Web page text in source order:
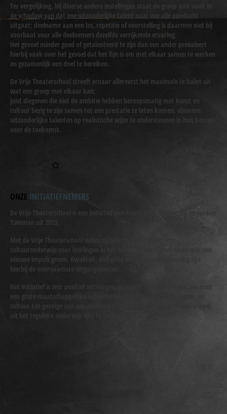
Ter vergelijking, bij diverse andere instellingen staat de groep juist vaak in
de schaduw van dat ene uitzonderlijke talent naar wie alle aandacht
uitgaat; deelname aan een les, repetitie of voorstelling is daarmee niet bij
voorbaat voor alle deelnemers dezelfde verrijkende ervaring.
Het gevoel minder goed of getalenteerd te zijn dan een ander prevaleert
hierbij vaak over het gevoel dat het fijn is om met elkaar samen te werken
en gezamenlijk een doel te bereiken.
De Vrije Theaterschool streeft ernaar allereerst het maximale te halen uit
wat een groep met elkaar kan;
juist diegenen die niet de ambitie hebben beroepsmatig met kunst en
cultuur bezig te zijn samen tot een prestatie te laten komen, alvorens
uitzonderlijke talenten op realistische wijze te ondersteunen in hun keuzes
voor de toekomst.
ONZE INITIATIEFNEMERS
De Vrije Theaterschool is een initiatief van Frank Oele, Caspar Bik en Jordan
Tuinman uit 2013.
Met de Vrije Theaterschool willen zij hoogwaardig kunst- en
cultuuronderwijs voor leerlingen in het basis- en voortgezet onderwijs een
nieuwe impuls geven. Kwaliteit, diepgang en talentondersteuning zijn
hierbij de voornaamste uitgangspunten.
Het initiatief is zeer positief ontvangen en wordt breed gedragen, waaruit
een grote maatschappelijke behoefte blijkt in een tijd waarin kunst- en